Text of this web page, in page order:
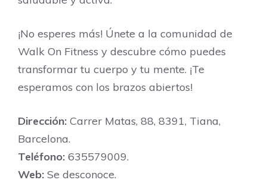
¡No esperes más! Únete a la comunidad de
Walk On Fitness y descubre cómo puedes
transformar tu cuerpo y tu mente. ¡Te
esperamos con los brazos abiertos!
Dirección: Carrer Matas, 88, 8391, Tiana,
Barcelona.
Teléfono: 635579009.
Web: Se desconoce.